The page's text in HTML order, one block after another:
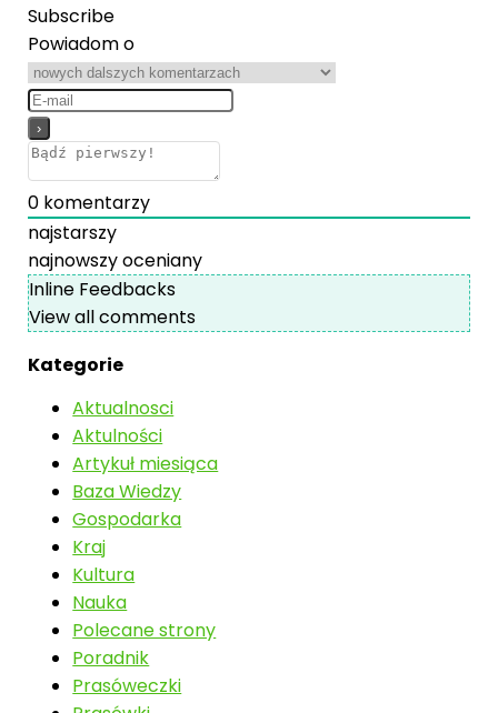
Subscribe
Powiadom o
0 komentarzy
najstarszy
najnowszyoceniany
Inline Feedbacks
View all comments
Kategorie
Aktualnosci
Aktulności
Artykuł miesiąca
Baza Wiedzy
Gospodarka
Kraj
Kultura
Nauka
Polecane strony
Poradnik
Prasóweczki